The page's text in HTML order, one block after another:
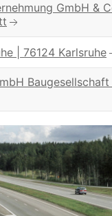
GmbH &
| 76124 Karlsruhe